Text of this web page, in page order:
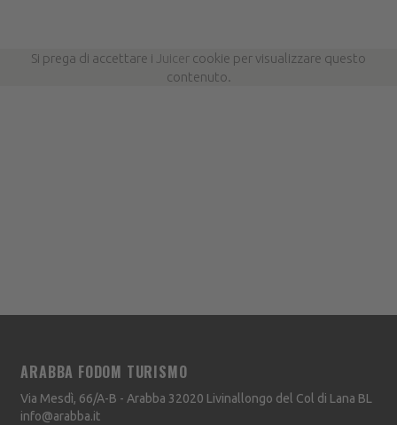
Si prega di accettare i Juicer cookie per visualizzare questo
contenuto.
ARABBA FODOM TURISMO
Via Mesdì, 66/A-B - Arabba 32020 Livinallongo del Col di Lana BL
info@arabba.it